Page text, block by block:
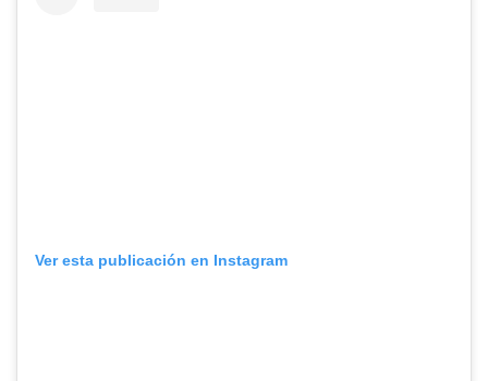
Ver esta publicación en Instagram